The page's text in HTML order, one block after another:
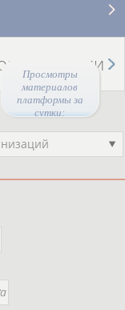
Просмотры
материалов
платформы за
сутки: